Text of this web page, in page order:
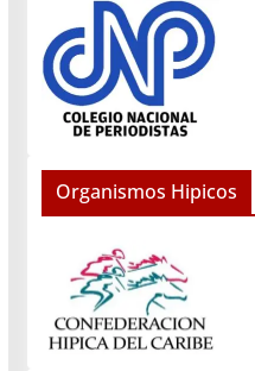
Organismos Hipicos